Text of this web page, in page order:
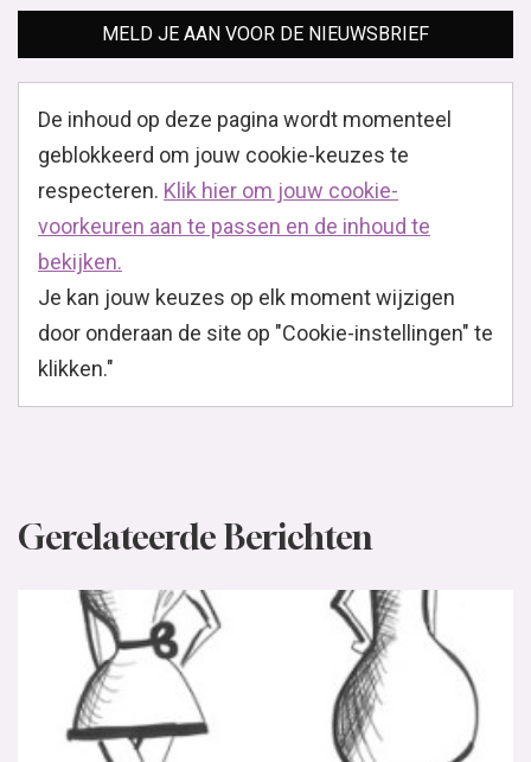
MELD JE AAN VOOR DE NIEUWSBRIEF
De inhoud op deze pagina wordt momenteel
geblokkeerd om jouw cookie-keuzes te
respecteren. Klik hier om jouw cookie-
voorkeuren aan te passen en de inhoud te
bekijken.
Je kan jouw keuzes op elk moment wijzigen
door onderaan de site op "Cookie-instellingen" te
klikken."
Gerelateerde Berichten